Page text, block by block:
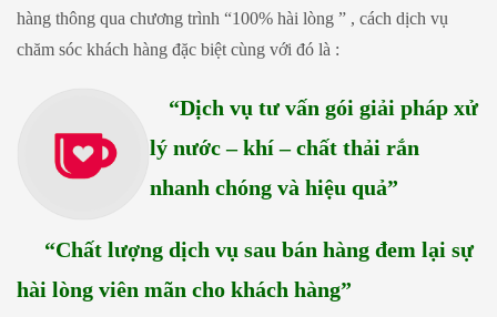
hàng thông qua chương trình “100% hài lòng ” , cách dịch vụ
chăm sóc khách hàng đặc biệt cùng với đó là :
“Dịch vụ tư vấn gói giải pháp xử
lý nước – khí – chất thải rắn
nhanh chóng và hiệu quả”
“Chất lượng dịch vụ sau bán hàng đem lại sự
hài lòng viên mãn cho khách hàng”